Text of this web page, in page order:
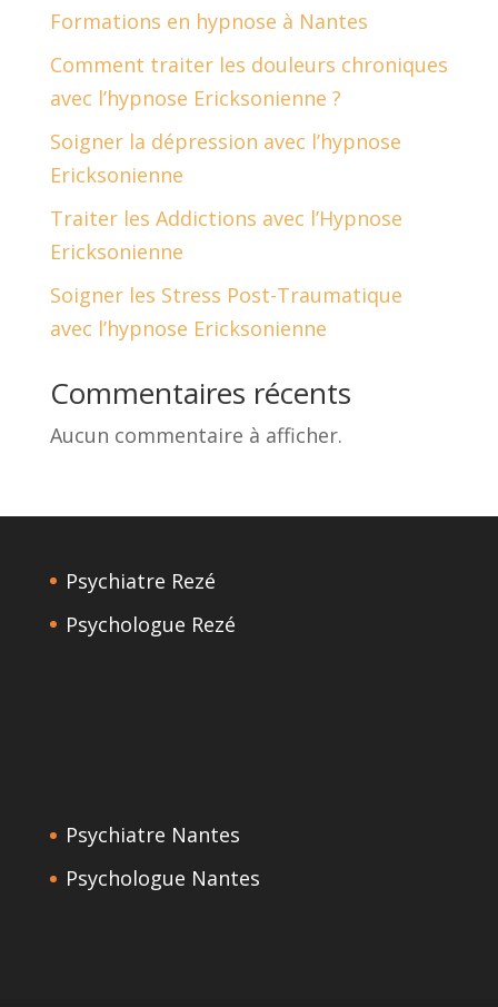
Formations en hypnose à Nantes
Comment traiter les douleurs chroniques
avec l’hypnose Ericksonienne ?
Soigner la dépression avec l’hypnose
Ericksonienne
Traiter les Addictions avec l’Hypnose
Ericksonienne
Soigner les Stress Post-Traumatique
avec l’hypnose Ericksonienne
Commentaires récents
Aucun commentaire à afficher.
Psychiatre Rezé
Psychologue Rezé
Psychiatre Nantes
Psychologue Nantes